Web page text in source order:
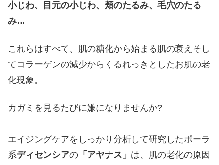
小じわ、目元の小じわ、頬のたるみ、毛穴のたる
み…
これらはすべて、肌の糖化から始まる肌の衰えそし
てコラーゲンの減少からくるれっきとしたお肌の老
化現象。
カガミを見るたびに嫌になりませんか?
エイジングケアをしっかり分析して研究したポーラ
系ディセンシアの 「アヤナス」 は、 肌の老化の原因